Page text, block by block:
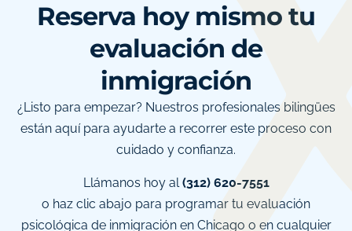
Reserva hoy mismo tu
evaluación de
inmigración
¿Listo para empezar? Nuestros profesionales bilingües
están aquí para ayudarte a recorrer este proceso con
cuidado y confianza.
Llámanos hoy al(312) 620-7551
o haz clic abajo para programar tu evaluación
psicológica de inmigración en Chicago o en cualquier